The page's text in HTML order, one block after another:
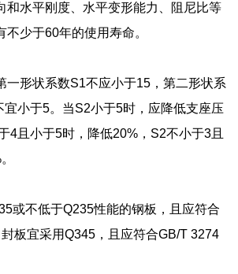
和水平刚度、水平变形能力、阻尼比等
少于60年的使用寿命。
一形状系数S1不应小于15，第二形状系
小于5。当S2小于5时，应降低支座压
4且小于5时，降低20%，S2不小于3且
或不低于Q235性能的钢板，且应符合
板宜采用Q345，且应符合GB/T 3274